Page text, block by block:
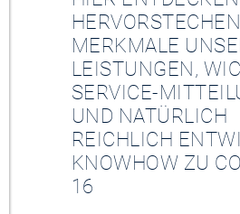
MERKMALE
LEISTUNGEN,
SERVICE-
UND NATÜRLICH
REICHLICH
KNOWHOW ZU
16